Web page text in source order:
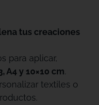
tus creaciones
para aplicar,
A4 y 10×10 cm.
textiles o